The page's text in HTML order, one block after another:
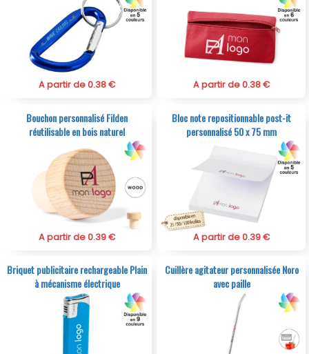
A partir de 0.38 € A partir de 0.38 €
Bouchon personnalisé Filden
réutilisable en bois naturel
A partir de 0.39 €
Bloc note repositionnable post-it
personnalisé 50 x 75 mm
A partir de 0.39 €
Briquet publicitaire rechargeable Plain
à mécanisme électrique
Cuillère agitateur personnalisée Noro
avec paille